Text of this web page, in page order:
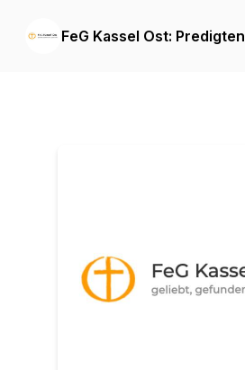
FeG Kassel Ost: Predigten